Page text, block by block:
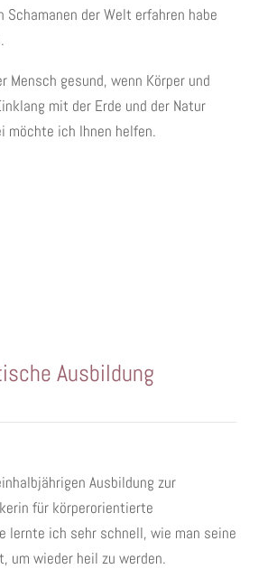
Schamanen der Welt erfahren habe
Mensch gesund, wenn Körper und
mit der Erde und der Natur
möchte ich Ihnen helfen.
Ausbildung
Ausbildung zur
für körperorientierte
lernte ich sehr schnell, wie man seine
um wieder heil zu werden.